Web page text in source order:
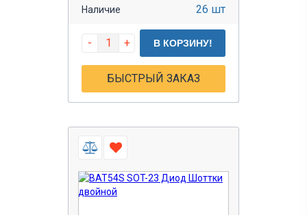
Наличие 26 шт
- + В КОРЗИНУ!
БЫСТРЫЙ ЗАКАЗ